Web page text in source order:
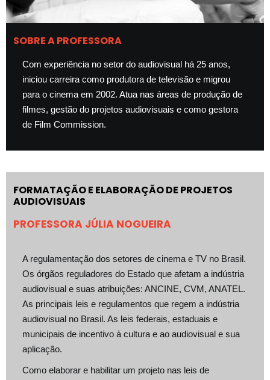
SOBRE A PROFESSORA
Com experiência no setor do audiovisual há 25 anos,
iniciou carreira como produtora de televisão e migrou
para o cinema em 2002. Atua nas áreas de produção de
filmes, gestão do projetos audiovisuais e como gestora
de Film Commission.
FORMATAÇÃO E ELABORAÇÃO DE PROJETOS
AUDIOVISUAIS
PROFESSORA JÚLIA NOGUEIRA
A regulamentação dos setores de cinema e TV no Brasil.
Os órgãos reguladores do Estado que afetam a indústria
audiovisual e suas atribuições: ANCINE, CVM, ANATEL.
As principais leis e regulamentos que regem a indústria
audiovisual no Brasil. As leis federais, estaduais e
municipais de incentivo à cultura e ao audiovisual e sua
aplicação.
Como elaborar e habilitar um projeto nas leis de